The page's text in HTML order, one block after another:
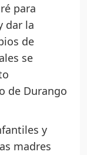
para
dar la
de
se
de Durango
y
madres